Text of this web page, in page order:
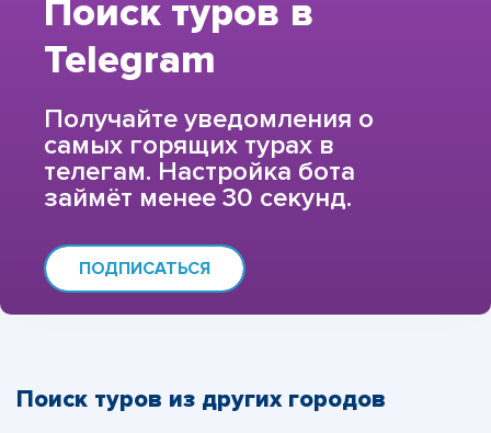
Поиск туров в
Telegram
Получайте уведомления о
самых горящих турах в
телегам. Настройка бота
займёт менее 30 секунд.
ПОДПИСАТЬСЯ
Поиск туров из других городов